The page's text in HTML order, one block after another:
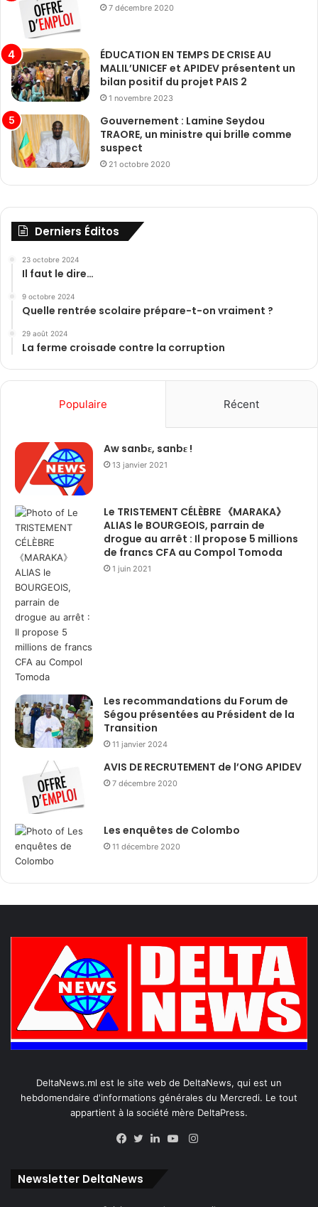
7 décembre 2020
ÉDUCATION EN TEMPS DE CRISE AU
MALIL’UNICEF et APIDEV présentent un
bilan positif du projet PAIS 2
1 novembre 2023
Gouvernement : Lamine Seydou
TRAORE, un ministre qui brille comme
suspect
21 octobre 2020
Derniers Éditos
23 octobre 2024
Il faut le dire…
9 octobre 2024
Quelle rentrée scolaire prépare-t-on vraiment ?
29 août 2024
La ferme croisade contre la corruption
Populaire Récent
Aw sanbɛ, sanbɛ !
13 janvier 2021
Le TRISTEMENT CÉLÈBRE 《MARAKA》
ALIAS le BOURGEOIS, parrain de
drogue au arrêt : Il propose 5 millions
de francs CFA au Compol Tomoda
1 juin 2021
Les recommandations du Forum de
Ségou présentées au Président de la
Transition
11 janvier 2024
AVIS DE RECRUTEMENT de l’ONG APIDEV
7 décembre 2020
Les enquêtes de Colombo
11 décembre 2020
DeltaNews.ml est le site web de DeltaNews, qui est un
hebdomendaire d'informations générales du Mercredi. Le tout
appartient à la société mère DeltaPress.
Instagram
Newsletter DeltaNews